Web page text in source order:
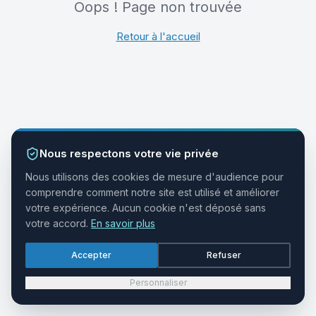
Oops ! Page non trouvée
Retour à l'accueil
Nous respectons votre vie privée
Nous utilisons des cookies de mesure d'audience pour
comprendre comment notre site est utilisé et améliorer
votre expérience. Aucun cookie n'est déposé sans
votre accord. En savoir plus
Accepter Refuser
Personnaliser